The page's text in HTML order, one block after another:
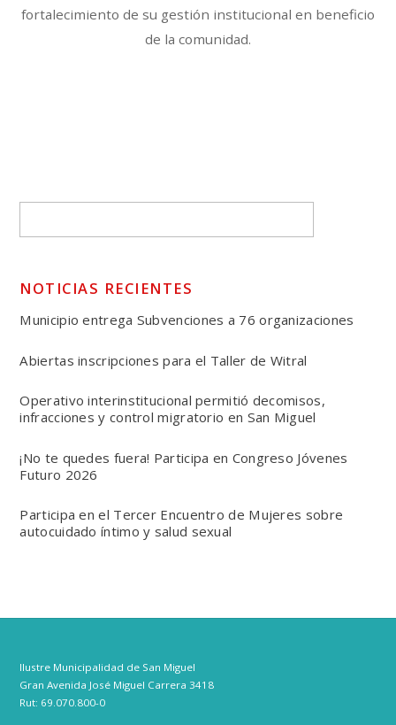
fortalecimiento de su gestión institucional en beneficio
de la comunidad.
NOTICIAS RECIENTES
Municipio entrega Subvenciones a 76 organizaciones
Abiertas inscripciones para el Taller de Witral
Operativo interinstitucional permitió decomisos,
infracciones y control migratorio en San Miguel
¡No te quedes fuera! Participa en Congreso Jóvenes
Futuro 2026
Participa en el Tercer Encuentro de Mujeres sobre
autocuidado íntimo y salud sexual
Ilustre Municipalidad de San Miguel
Gran Avenida José Miguel Carrera 3418
Rut: 69.070.800-0